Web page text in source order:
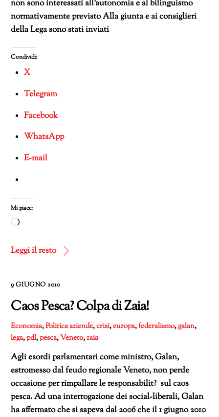
non sono interessati all’autonomia e al bilinguismo
normativamente previsto Alla giunta e ai consiglieri
della Lega sono stati inviati
Condividi:
X
Telegram
Facebook
WhatsApp
E-mail
Mi piace:
Caricamento
corso…
Leggi il resto
9 GIUGNO 2010
Caos Pesca? Colpa di Zaia!
Economia,Politicaaziende,crisi,europa,federalismo,galan,
lega,pdl,pesca,Veneto,zaia
Agli esordi parlamentari come ministro, Galan,
estromesso dal feudo regionale Veneto, non perde
occasione per rimpallare le responsabilit? sul caos
pesca. Ad una interrogazione dei social-liberali, Galan
ha affermato che si sapeva dal 2006 che il 1 giugno 2010